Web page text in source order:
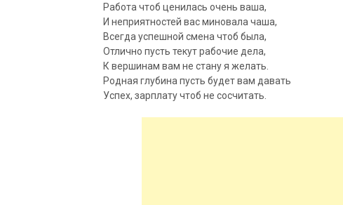
Работа чтоб ценилась очень ваша,
И неприятностей вас миновала чаша,
Всегда успешной смена чтоб была,
Отлично пусть текут рабочие дела,
К вершинам вам не стану я желать.
Родная глубина пусть будет вам давать
Успех, зарплату чтоб не сосчитать.